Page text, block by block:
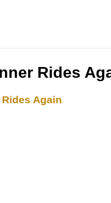
Rides
Rides Again